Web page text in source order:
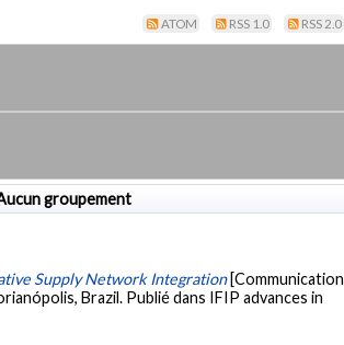
ATOM RSS 1.0 RSS 2.0
groupement
Supply Network Integration [Communication
Brazil. Publié dans IFIP advances in